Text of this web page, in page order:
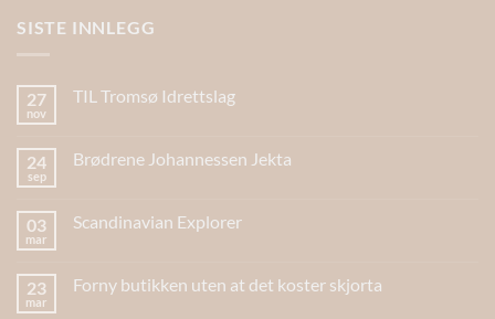
SISTE INNLEGG
27
nov
TIL Tromsø Idrettslag
24
sep
Brødrene Johannessen Jekta
03
mar
Scandinavian Explorer
23
mar
Forny butikken uten at det koster skjorta